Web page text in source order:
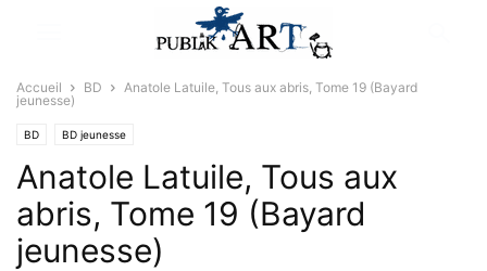
Accueil BD
Anatole Latuile, Tous aux abris, Tome 19 (Bayard
jeunesse)
BD BD jeunesse
Anatole Latuile, Tous aux
abris, Tome 19 (Bayard
jeunesse)